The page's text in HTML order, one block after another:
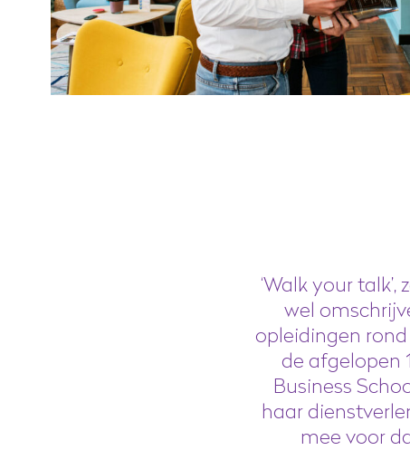
‘Walk your
wel
opleidingen
de afgelopen
Business
haar
mee voor